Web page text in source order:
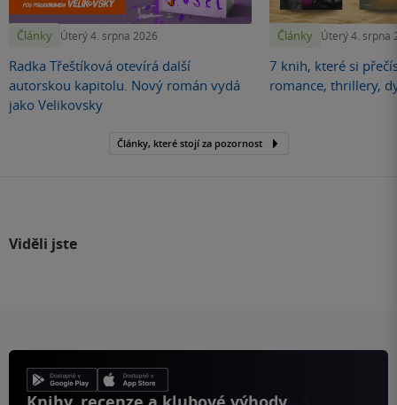
Články Úterý 4. srpna 2026
Radka Třeštíková otevírá další
autorskou kapitolu. Nový román vydá
jako Velikovsky
Články Úterý 4. srpna
7 knih, které si
romance, thrillery,
Články, které stojí za pozornost
Viděli jste